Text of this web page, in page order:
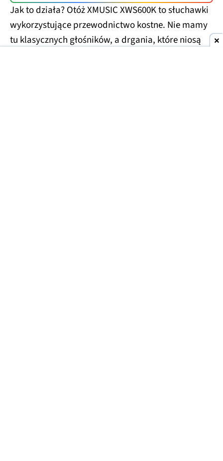
Jak to działa? Otóż XMUSIC XWS600K to słuchawki
wykorzystujące przewodnictwo kostne. Nie mamy
tu klasycznych głośników, a drgania, które niosą